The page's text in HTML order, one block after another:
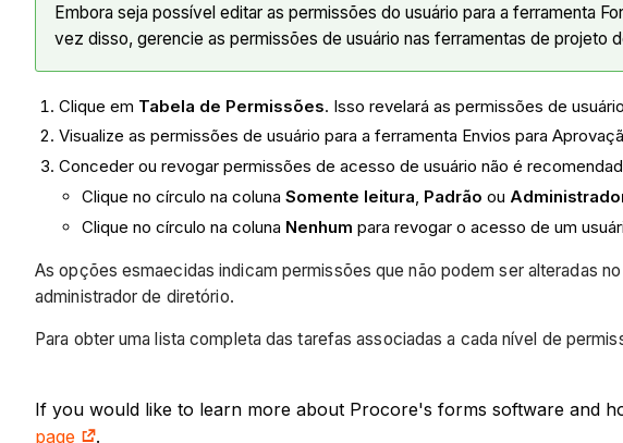
Embora seja possível editar as permissões do usuário para a ferramenta
vez disso, gerencie as permissões de usuário nas ferramentas de projeto
Clique em Tabela de Permissões. Isso revelará as permissões de
Visualize as permissões de usuário para a ferramenta Envios para
Conceder ou revogar permissões de acesso de usuário não é
Clique no círculo na colunaSomente leitura, Padrão ou
Clique no círculo na coluna Nenhum para revogar o acesso de um
As opções esmaecidas indicam permissões que não podem ser alteradas
administrador de diretório.
Para obter uma lista completa das tarefas associadas a cada nível de
If you would like to learn more about Procore's forms software and
page
.